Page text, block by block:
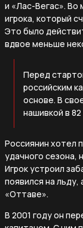
и «Лас-Вегас». Во
игрока, который
Это было
вдвое меньше
Перед
российским
основе. В
нашивкой в
Россиянин хотел
удачного сезона,
Игрок устроил
появился на льду,
«Оттаве».
В 2001 году он